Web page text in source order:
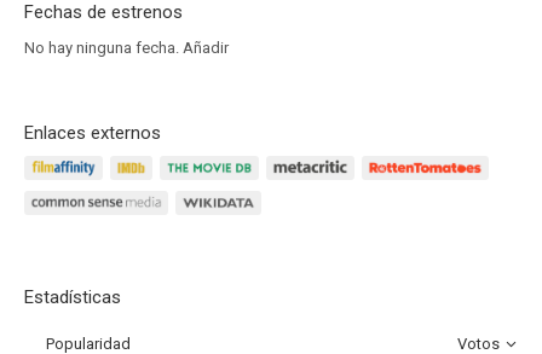
Fechas de estrenos
No hay ninguna fecha. Añadir
Enlaces externos
Estadísticas
Popularidad Votos